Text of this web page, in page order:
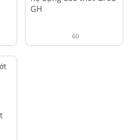
GH
60